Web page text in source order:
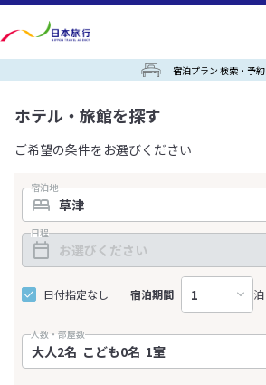
宿泊プラン 検索・予約
ホテル・旅館を探す
ご希望の条件をお選びください
宿泊地
日程
日付指定なし 宿泊期間 泊
人数・部屋数